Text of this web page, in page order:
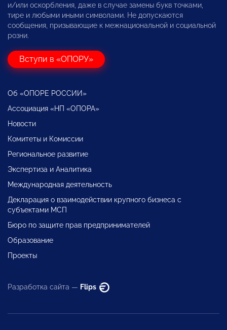
и/или оскорбления, даже в случае замены букв точками,
тире и любыми иными символами. Не допускаются
сообщения, призывающие к межнациональной и социальной
розни.
Вступи в «ОПОРУ»
Об «ОПОРЕ РОССИИ»
Ассоциация «НП «ОПОРА»
Новости
Комитеты и Комиссии
Региональное развитие
Экспертиза и Аналитика
Международная деятельность
Декларация о взаимодействии крупного бизнеса с
субъектами МСП
Бюро по защите прав предпринимателей
Образование
Проекты
Разработка сайта — Flips